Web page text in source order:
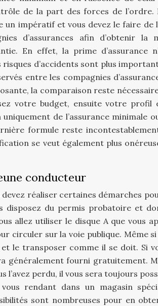
de la part des forces de l’ordre.
un impératif et vous devez le faire de
d’assurances afin d’obtenir la
En effet, la prime d’assurance
d’accidents sont plus
entre les compagnies
la comparaison reste
votre budget, ensuite votre profil
de l’assurance minimale
formule reste
se veut également plus
conducteur
devez réaliser certaines démarches
disposez du permis probatoire et
allez utiliser le disque A que vous
circuler sur la voie publique. Même si
le transposer comme il se doit. Si
généralement fourni gratuitement.
l’avez perdu, il vous sera toujours
rendant dans un magasin
sont nombreuses pour en